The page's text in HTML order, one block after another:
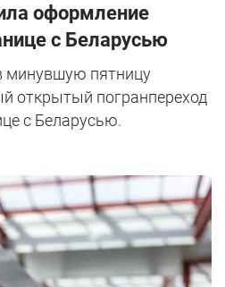
оформление
с Беларусью
минувшую пятницу
открытый погранпереход
с Беларусью.